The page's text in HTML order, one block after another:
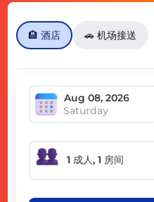
🏨 酒店 🚗 机场接送
Saturday